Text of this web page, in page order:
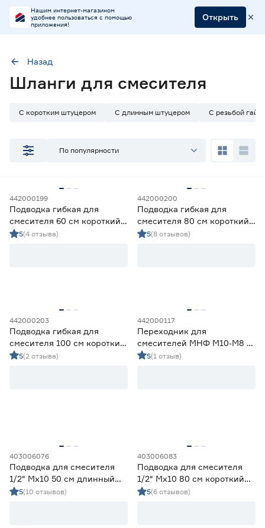
Нашим интернет-магазином
удобнее пользоваться с помощью
приложения!
Открыть
Наличие в магазинах
ул. Селезнева, 4
Цена
Длина (см)
M10-M8
Тип резьбы
Короткий
Марка
Назад
Шланги для смесителя
С коротким штуцером С длинным штуцером С резьбой
По популярности
442000199
Подводка гибкая для
смесителя 60 см короткий
штуцер М8
5(4 отзыва)
442000200
Подводка гибкая для
смесителя 80 см короткий
штуцер М8
5(8 отзывов)
442000203
Подводка гибкая для
смесителя 100 см короткий
штуцер М8
5(2 отзыва)
442000117
Переходник для
смесителей МНФ М10‑М8 2
шт5(1 отзыв)
403006076
Подводка для смесителя
1/2" Мх10 50 см длинный
наконечник ОПТИМА МНФ
5(10 отзывов)
403006083
Подводка для смесителя
1/2" Мх10 80 см короткий
наконечник ОПТИМА МНФ
5(6 отзывов)